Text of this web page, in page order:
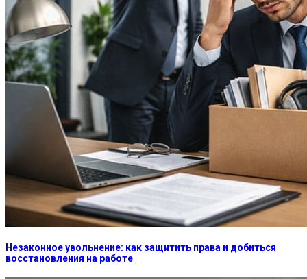
Незаконное увольнение: как защитить права и добиться
восстановления на работе